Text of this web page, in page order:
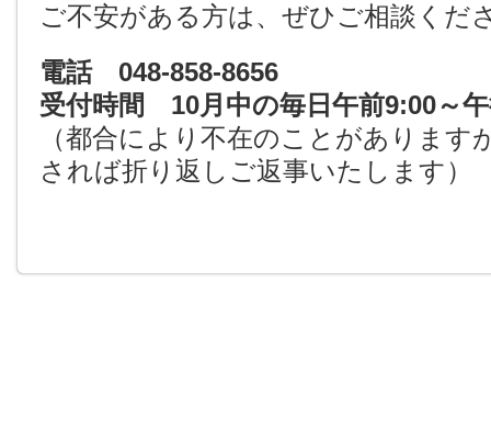
ご不安がある方は、ぜひご相談くだ
電話 048-858-8656
受付時間 10月中の毎日午前9:00～
（都合により不在のことがあります
されば折り返しご返事いたします）